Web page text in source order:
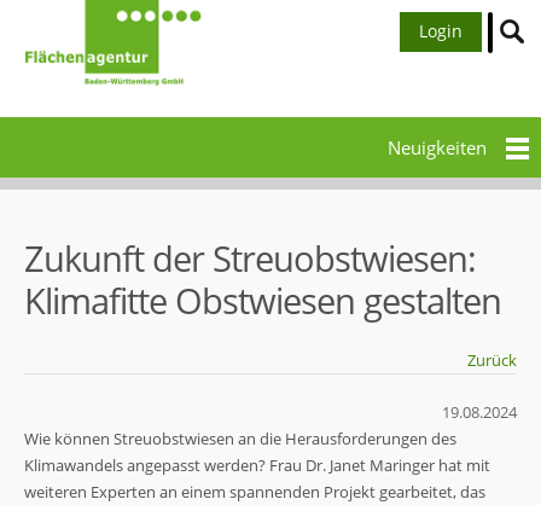
Login
Neuigkeiten
Zukunft der Streuobstwiesen:
Klimafitte Obstwiesen gestalten
Zurück
19.08.2024
Wie können Streuobstwiesen an die Herausforderungen des
Klimawandels angepasst werden? Frau Dr. Janet Maringer hat mit
weiteren Experten an einem spannenden Projekt gearbeitet, das